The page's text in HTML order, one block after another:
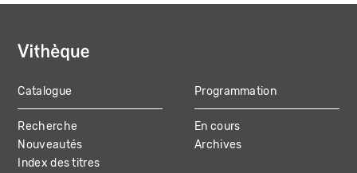
MAIN
NAVIGATION
Catalogue
Recherche
Nouveautés
Index des titres
Programmation
En cours
Archives